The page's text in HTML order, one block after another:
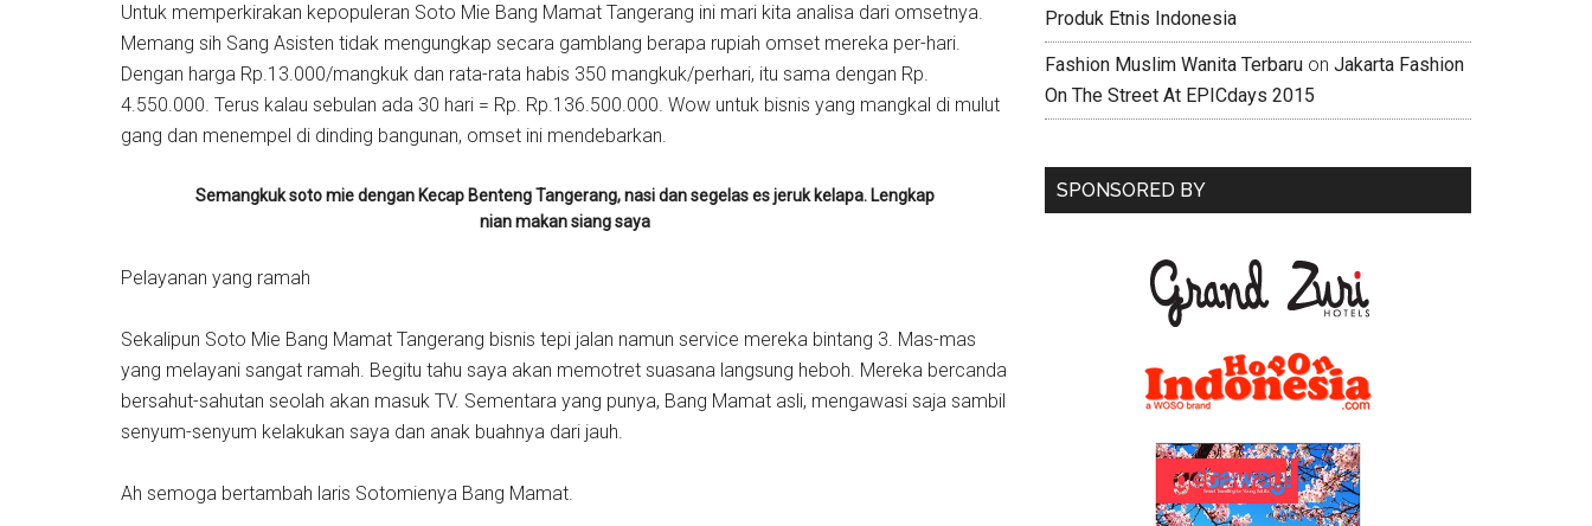
Untuk memperkirakan kepopuleran Soto Mie Bang Mamat Tangerang ini mari kita analisa dari omsetnya.
Memang sih Sang Asisten tidak mengungkap secara gamblang berapa rupiah omset mereka per-hari.
Dengan harga Rp.13.000/mangkuk dan rata-rata habis 350 mangkuk/perhari, itu sama dengan Rp.
4.550.000. Terus kalau sebulan ada 30 hari = Rp. Rp.136.500.000. Wow untuk bisnis yang mangkal di mulut
gang dan menempel di dinding bangunan, omset ini mendebarkan.
Semangkuk soto mie dengan Kecap Benteng Tangerang, nasi dan segelas es jeruk kelapa. Lengkap
nian makan siang saya
Pelayanan yang ramah
Sekalipun Soto Mie Bang Mamat Tangerang bisnis tepi jalan namun service mereka bintang 3. Mas-mas
yang melayani sangat ramah. Begitu tahu saya akan memotret suasana langsung heboh. Mereka bercanda
bersahut-sahutan seolah akan masuk TV. Sementara yang punya, Bang Mamat asli, mengawasi saja sambil
senyum-senyum kelakukan saya dan anak buahnya dari jauh.
Ah semoga bertambah laris Sotomienya Bang Mamat.
Produk Etnis Indonesia
Fashion Muslim Wanita Terbaru on Jakarta Fashion
On The Street At EPICdays 2015
SPONSORED BY